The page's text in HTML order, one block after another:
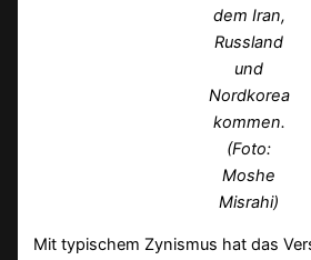
dem Iran,
Russland
und
Nordkorea
kommen.
(Foto:
Moshe
Misrahi)
Mit typischem Zynismus hat das